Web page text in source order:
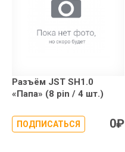
Разъём JST SH1.0
«Папа» (8 pin / 4 шт.)
ПОДПИСАТЬСЯ 0₽